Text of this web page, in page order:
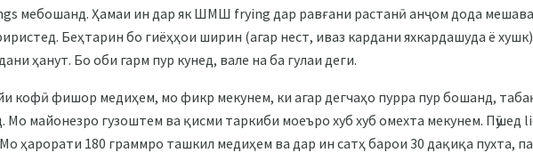
мебошанд. Ҳамаи ин дар як ШМШ frying дар равғани растанӣ анҷом дода
Беҳтарин бо гиёҳҳои ширин (агар нест, иваз кардани яхкардашуда ё
ҳанут. Бо оби гарм пур кунед, вале на ба гулаи деги.
кофӣ фишор медиҳем, мо фикр мекунем, ки агар дегчаҳо пурра пур бошанд,
Мо майонезро гузоштем ва қисми таркиби моеъро хуб хуб омехта мекунем. Пӯшед
ҳарорати 180 граммро ташкил медиҳем ва дар ин сатҳ барои 30 дақиқа пухта,